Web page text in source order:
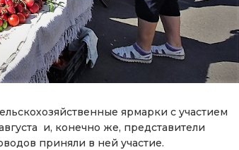
ярмарки с участием
и, конечно же, представители
приняли в ней участие.